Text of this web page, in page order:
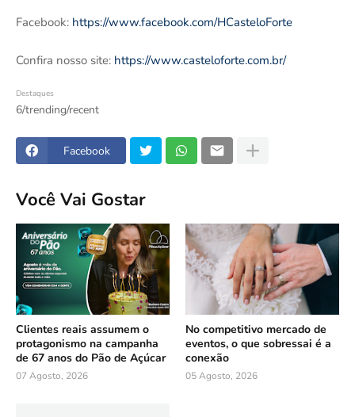
Facebook: https://www.facebook.com/HCasteloForte
Confira nosso site: https://www.casteloforte.com.br/
Destaques
6/trending/recent
Facebook
Você Vai Gostar
Clientes reais assumem o
protagonismo na campanha
de 67 anos do Pão de Açúcar
07 Agosto, 2026
No competitivo mercado de
eventos, o que sobressai é a
conexão
05 Agosto, 2026